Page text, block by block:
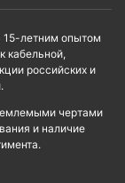
15-летним опытом
кабельной,
российских и
чертами
и наличие